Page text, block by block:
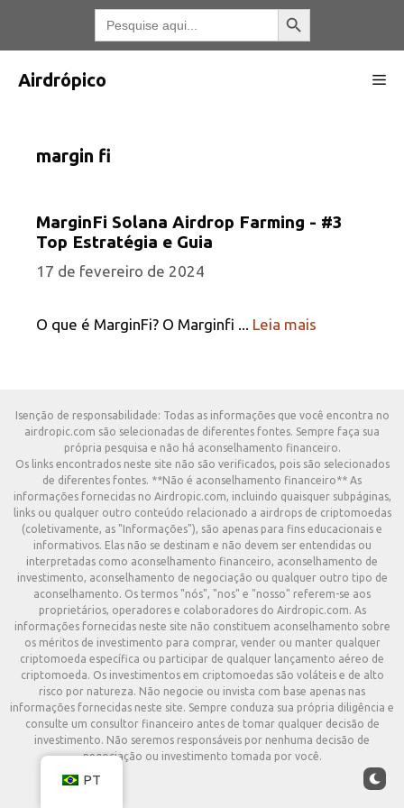
o
conteúdo
Pesquisar
por:
Botão Pesquisar
Airdrópico
margin fi
MarginFi Solana Airdrop Farming - #3
Top Estratégia e Guia
17 de fevereiro de 2024
O que é MarginFi? O Marginfi ... Leia mais
Isenção de responsabilidade: Todas as informações que você encontra no
airdropic.com são selecionadas de diferentes fontes. Sempre faça sua
própria pesquisa e não há aconselhamento financeiro.
Os links encontrados neste site não são verificados, pois são selecionados
de diferentes fontes. **Não é aconselhamento financeiro** As
informações fornecidas no Airdropic.com, incluindo quaisquer subpáginas,
links ou qualquer outro conteúdo relacionado a airdrops de criptomoedas
(coletivamente, as "Informações"), são apenas para fins educacionais e
informativos. Elas não se destinam e não devem ser entendidas ou
interpretadas como aconselhamento financeiro, aconselhamento de
investimento, aconselhamento de negociação ou qualquer outro tipo de
aconselhamento. Os termos "nós", "nos" e "nosso" referem-se aos
proprietários, operadores e colaboradores do Airdropic.com. As
informações fornecidas neste site não constituem aconselhamento sobre
os méritos de investimento para comprar, vender ou manter qualquer
criptomoeda específica ou participar de qualquer lançamento aéreo de
criptomoeda. Os investimentos em criptomoedas são voláteis e de alto
risco por natureza. Não negocie ou invista com base apenas nas
informações fornecidas neste site. Sempre conduza sua própria diligência e
consulte um consultor financeiro antes de tomar qualquer decisão de
investimento. Não seremos responsáveis por nenhuma decisão de
negociação ou investimento tomada por você.
PT